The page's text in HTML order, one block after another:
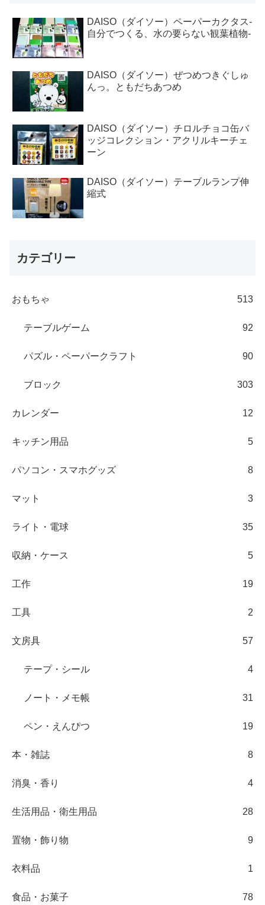
DAISO（ダイソー）ペーパーカクタス-
自分でつくる、水の要らない観葉植物-
DAISO（ダイソー）ぜつめつきぐしゅ
んっ。ともだちあつめ
DAISO（ダイソー）チロルチョコ缶バ
ッジコレクション・アクリルキーチェ
ーン
DAISO（ダイソー）テーブルランプ伸
縮式
カテゴリー
おもちゃ 513
テーブルゲーム 92
パズル・ペーパークラフト 90
ブロック 303
カレンダー 12
キッチン用品 5
パソコン・スマホグッズ 8
マット 3
ライト・電球 35
収納・ケース 5
工作 19
工具 2
文房具 57
テープ・シール 4
ノート・メモ帳 31
ペン・えんぴつ 19
本・雑誌 8
消臭・香り 4
生活用品・衛生用品 28
置物・飾り物 9
衣料品 1
食品・お菓子 78